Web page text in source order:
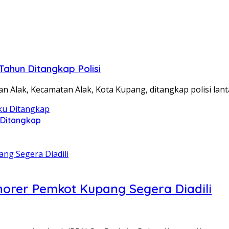
Ditangkap Polisi
Alak, Kecamatan Alak, Kota Kupang, ditangkap polisi
Pemkot Kupang Segera Diadili